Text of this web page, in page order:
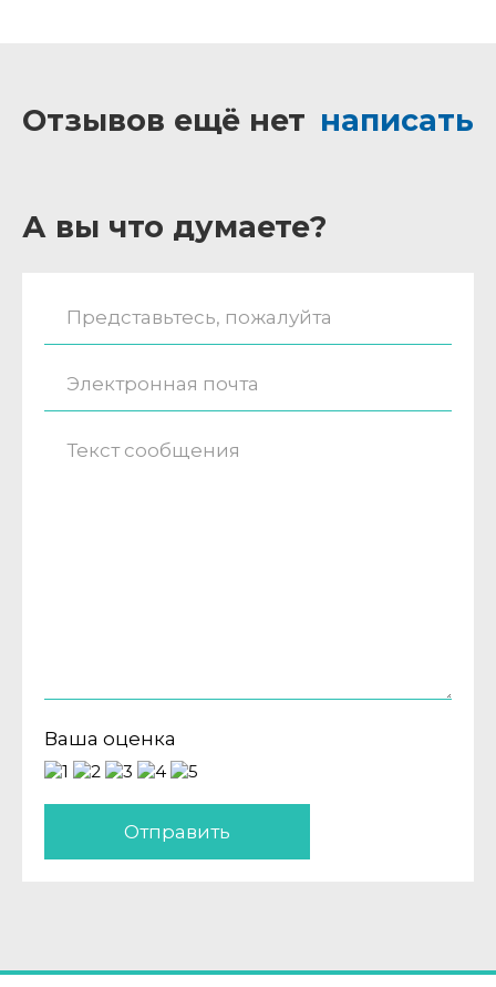
Отзывов ещё нет написать
А вы что думаете?
Ваша оценка
Отправить